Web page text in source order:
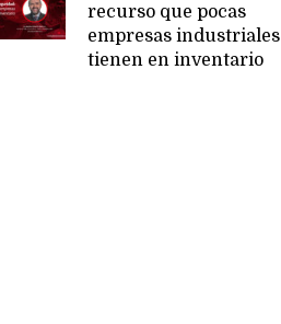
recurso que pocas
empresas industriales
tienen en inventario